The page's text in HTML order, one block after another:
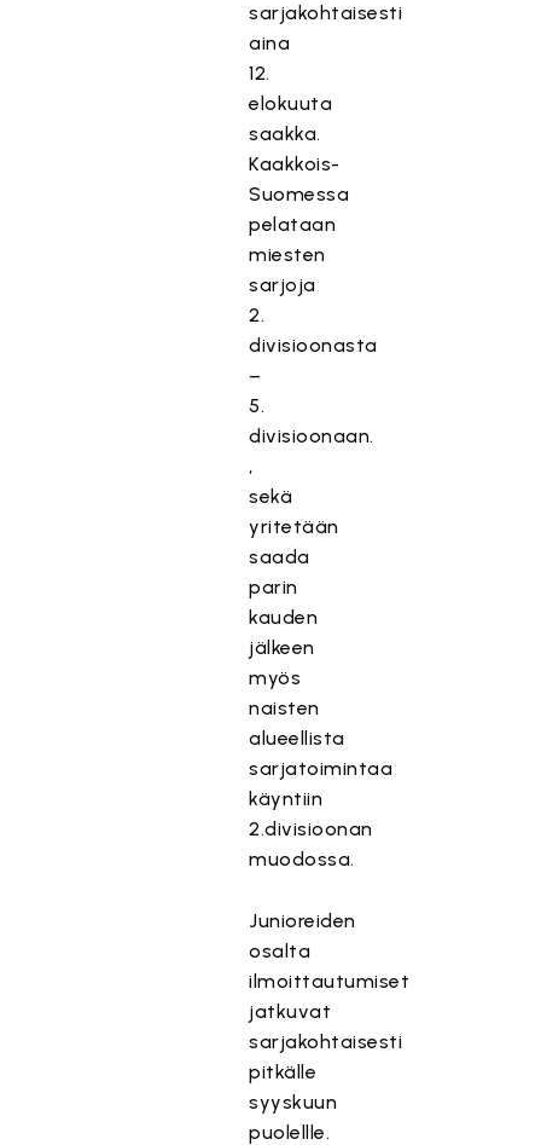
sarjakohtaisesti
aina
12.
elokuuta
saakka.
Kaakkois-
Suomessa
pelataan
miesten
sarjoja
2.
divisioonasta
–
5.
divisioonaan.
,
sekä
yritetään
saada
parin
kauden
jälkeen
myös
naisten
alueellista
sarjatoimintaa
käyntiin
2.divisioonan
muodossa.
Junioreiden
osalta
ilmoittautumiset
jatkuvat
sarjakohtaisesti
pitkälle
syyskuun
puolellle.